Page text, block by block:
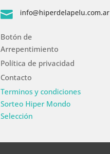
 info@hiperdelapelu.com.ar
Botón de
Arrepentimiento
Política de privacidad
Contacto
Terminos y condiciones
Sorteo Hiper Mondo
Selección